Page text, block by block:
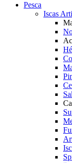
Pesca
Iscas